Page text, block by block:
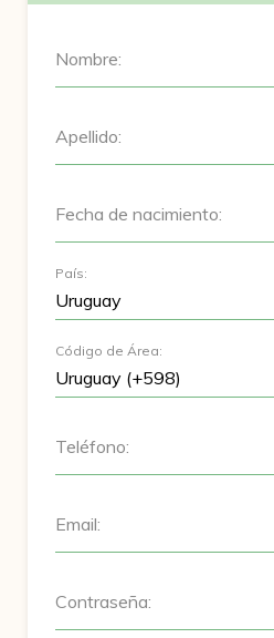
Nombre:
Apellido:
Fecha de nacimiento:
País:
Código de Área:
Teléfono:
Email:
Contraseña: